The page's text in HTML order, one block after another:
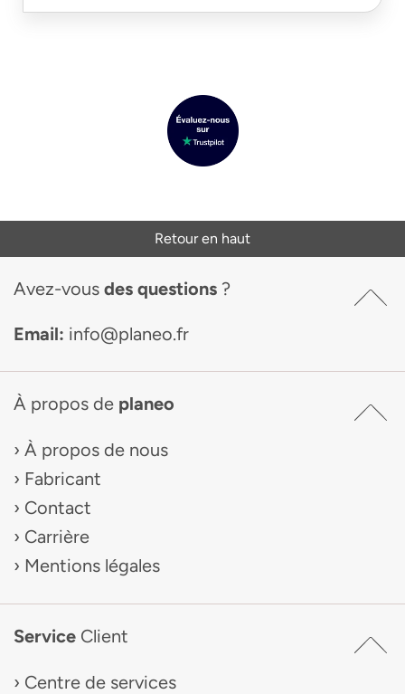
Retour en haut
Avez-vous des questions ?
Email: info@planeo.fr
À propos de planeo
À propos de nous
Fabricant
Contact
Carrière
Mentions légales
Service Client
Centre de services